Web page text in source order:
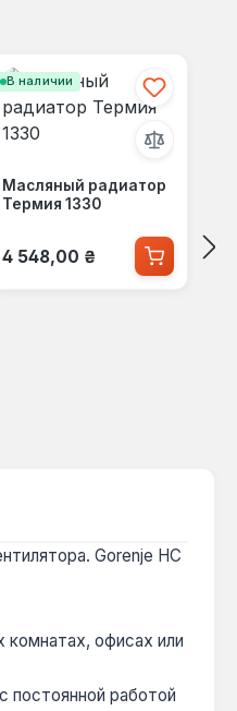
В наличии
Масляный радиатор
Термия 1330
Обычная цена:
4 548,00 ₴
Gorenje HC
офисах или
постоянной работой